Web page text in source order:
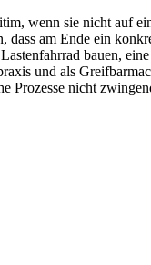
wenn sie nicht auf
dass am Ende ein
bauen,
und als
Prozesse nicht